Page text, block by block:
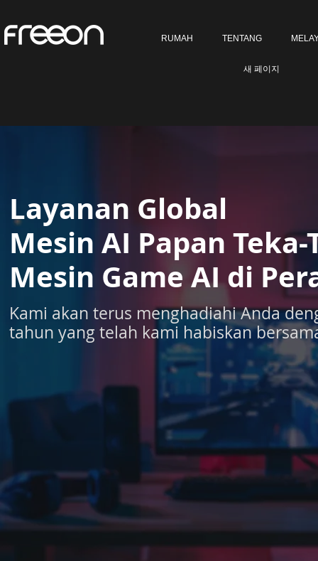
RUMAH TENTANG
새 페이지
Layanan Global
Mesin AI Papan
Mesin Game AI di
Kami akan terus menghadiahi Anda
tahun yang telah kami habiskan